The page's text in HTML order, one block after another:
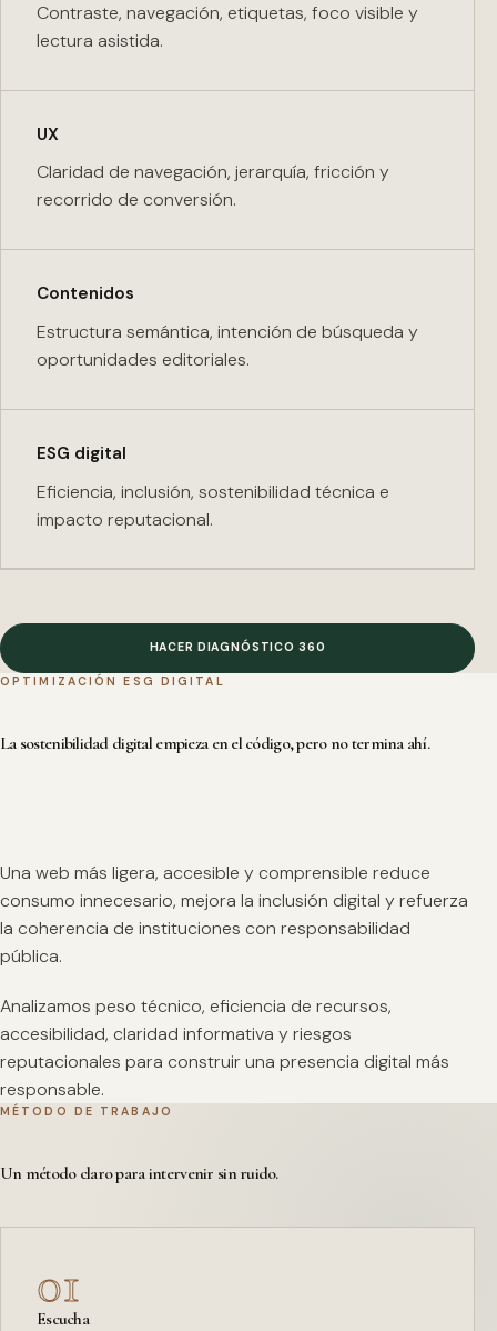
Contraste, navegación, etiquetas, foco visible y
lectura asistida.
UX
Claridad de navegación, jerarquía, fricción y
recorrido de conversión.
Contenidos
Estructura semántica, intención de búsqueda y
oportunidades editoriales.
ESG digital
Eficiencia, inclusión, sostenibilidad técnica e
impacto reputacional.
HACER DIAGNÓSTICO 360
OPTIMIZACIÓN ESG DIGITAL
La sostenibilidad digital empieza en el código, pero no termina ahí.
Una web más ligera, accesible y comprensible reduce
consumo innecesario, mejora la inclusión digital y refuerza
la coherencia de instituciones con responsabilidad
pública.
Analizamos peso técnico, eficiencia de recursos,
accesibilidad, claridad informativa y riesgos
reputacionales para construir una presencia digital más
responsable.
MÉTODO DE TRABAJO
Un método claro para intervenir sin ruido.
01
Escucha